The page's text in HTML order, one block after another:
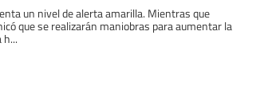
un nivel de alerta amarilla. Mientras que
que se realizarán maniobras para aumentar la
h...